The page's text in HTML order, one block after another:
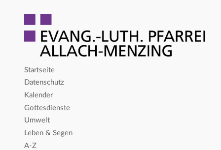
Startseite
Datenschutz
Kalender
Gottesdienste
Umwelt
Leben & Segen
A-Z